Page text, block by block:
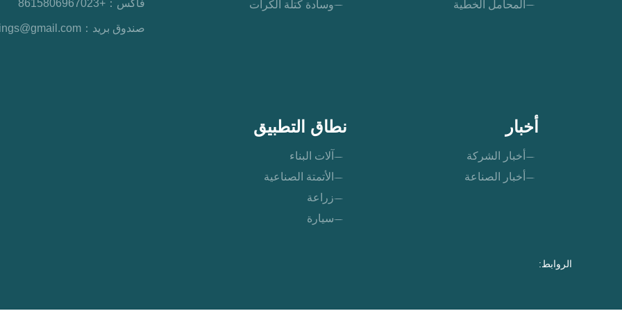
فاكس： +8615806967023
صندوق بريد：
وسادة كتلة الكرات
المحامل الخطية
نطاق التطبيق
آلات البناء
الأتمتة الصناعية
زراعة
سيارة
أخبار
أخبار الشركة
أخبار الصناعة
الروابط: